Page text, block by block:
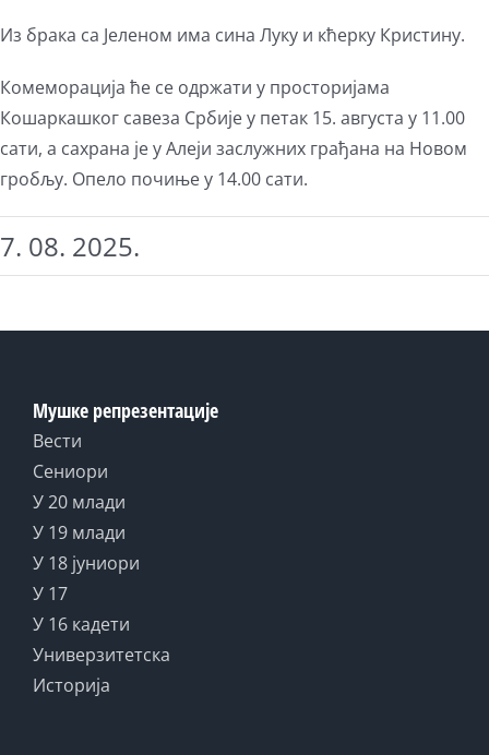
Из брака са Јеленом има сина Луку и кћерку Кристину.
Комеморација ће се одржати у просторијама
Кошаркашког савеза Србије у петак 15. августа у 11.00
сати, а сахрана је у Алеји заслужних грађана на Новом
гробљу. Опело почиње у 14.00 сати.
7. 08. 2025.
Мушке репрезентације
Вести
Сениори
У 20 млади
У 19 млади
У 18 јуниори
У 17
У 16 кадети
Универзитетска
Историја